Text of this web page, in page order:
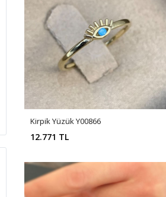
Kirpik Yüzük Y00866
12.771 TL